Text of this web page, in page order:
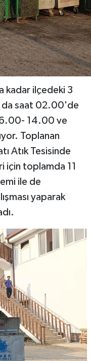
kadar ilçedeki 3
da saat 02.00'de
14.00 ve
Toplanan
Atık Tesisinde
için toplamda 11
ile de
yaparak